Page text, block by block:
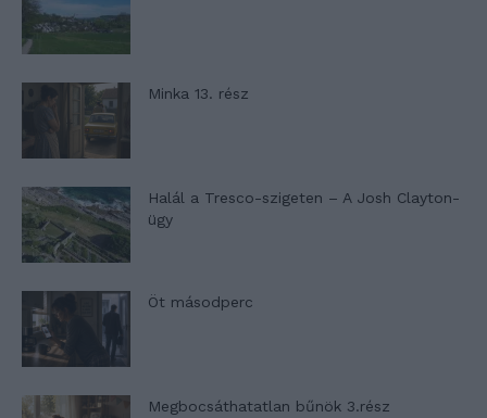
Minka 13. rész
Halál a Tresco-szigeten – A Josh Clayton-
ügy
Öt másodperc
Megbocsáthatatlan bűnök 3.rész